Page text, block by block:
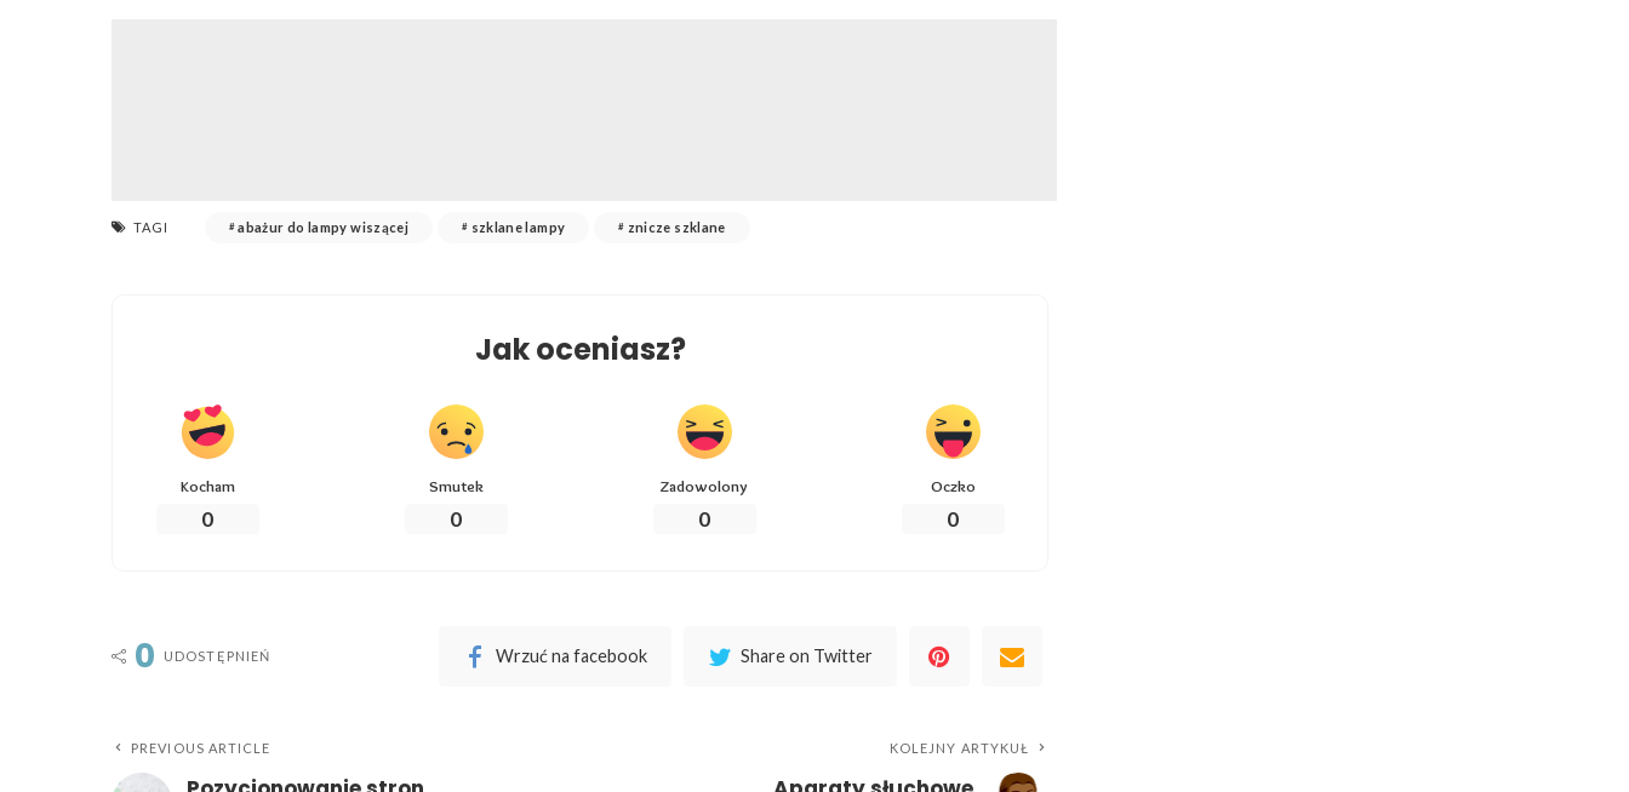
TAGI abażur do lampy wiszącej szklane lampy znicze szklane
Jak oceniasz?
Kocham
0
Smutek
0
Zadowolony
0
Oczko
0
0 UDOSTĘPNIEŃ Wrzuć na facebook Share on Twitter
PREVIOUS ARTICLE KOLEJNY ARTYKUŁ